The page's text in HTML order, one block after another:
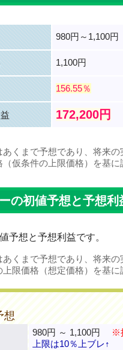
980円～1,100円
1,100円
156.55％
172,200円
くまで予想であり、将来の
仮条件の上限価格）を基に
の初値予想と予想利
予想と予想利益です。
くまで予想であり、将来の
限価格（想定価格）を基に
想
980円 ～ 1,100円
※
上限は10％上ブレ↑